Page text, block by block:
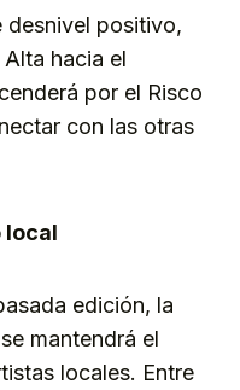
desnivel positivo,
hacia el
por el Risco
con las otras
local
edición, la
mantendrá el
locales. Entre